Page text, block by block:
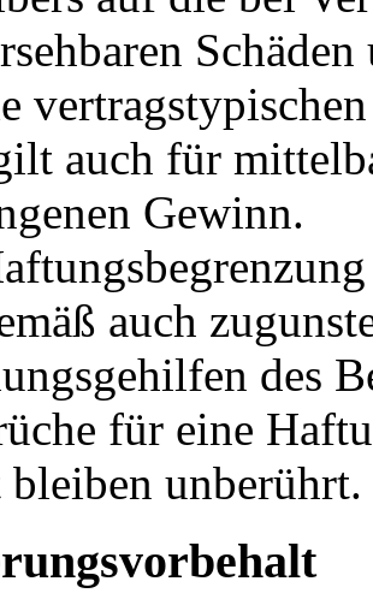
auch für
Gewinn.
auch
des
für eine
bleiben unberührt.